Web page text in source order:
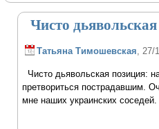
Чисто
Татьяна Тимошевская, 27/
Чисто дьявольская позиция:
претвориться пострадавшим.
мне наших украинских соседей.